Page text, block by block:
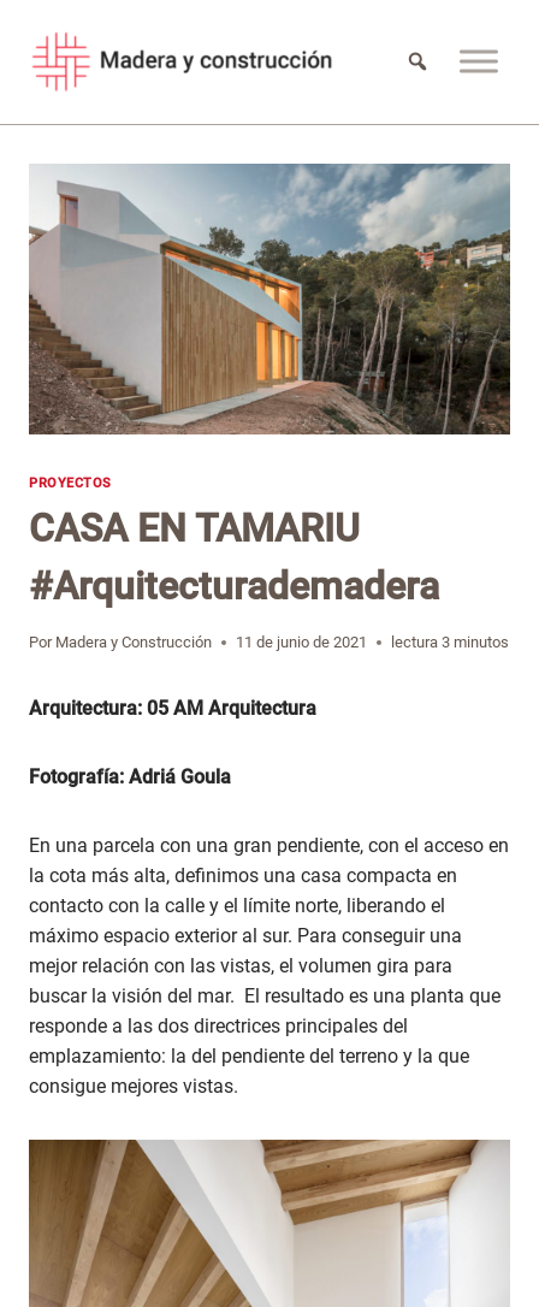
contenido
PROYECTOS
CASA EN TAMARIU
#Arquitecturademadera
Por Madera y Construcción 11 de junio de 2021 lectura 3 minutos
Arquitectura: 05 AM Arquitectura
Fotografía: Adriá Goula
En una parcela con una gran pendiente, con el acceso en
la cota más alta, definimos una casa compacta en
contacto con la calle y el límite norte, liberando el
máximo espacio exterior al sur. Para conseguir una
mejor relación con las vistas, el volumen gira para
buscar la visión del mar. El resultado es una planta que
responde a las dos directrices principales del
emplazamiento: la del pendiente del terreno y la que
consigue mejores vistas.